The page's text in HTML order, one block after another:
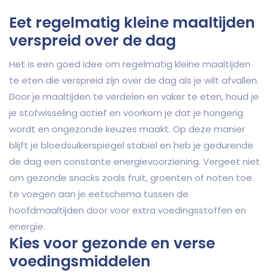
Eet regelmatig kleine maaltijden
verspreid over de dag
Het is een goed idee om regelmatig kleine maaltijden
te eten die verspreid zijn over de dag als je wilt afvallen.
Door je maaltijden te verdelen en vaker te eten, houd je
je stofwisseling actief en voorkom je dat je hongerig
wordt en ongezonde keuzes maakt. Op deze manier
blijft je bloedsuikerspiegel stabiel en heb je gedurende
de dag een constante energievoorziening. Vergeet niet
om gezonde snacks zoals fruit, groenten of noten toe
te voegen aan je eetschema tussen de
hoofdmaaltijden door voor extra voedingsstoffen en
energie.
Kies voor gezonde en verse
voedingsmiddelen